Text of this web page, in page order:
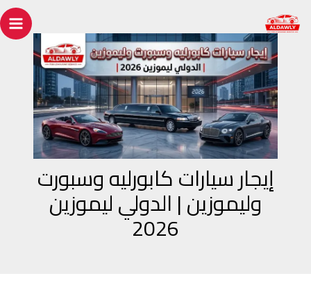
إلى
المحتوى
إيجار سيارات كابورليه وسبورت
وليموزين | الدولي ليموزين
2026
navigation